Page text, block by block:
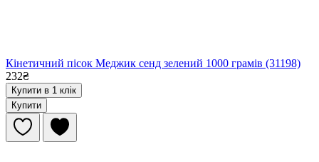
Кінетичний пісок Меджик сенд зелений 1000 грамів (31198)
232₴
Купити в 1 клік
Купити